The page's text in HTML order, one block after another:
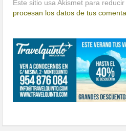
Este sitio usa Akismet para
procesan los datos de tus